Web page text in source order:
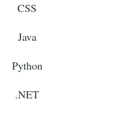
CSS
Java
Python
.NET